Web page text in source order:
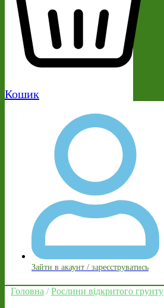
Кошик
Зайти в акаунт / зареєструватись
Головна /Рослини відкритого грунту